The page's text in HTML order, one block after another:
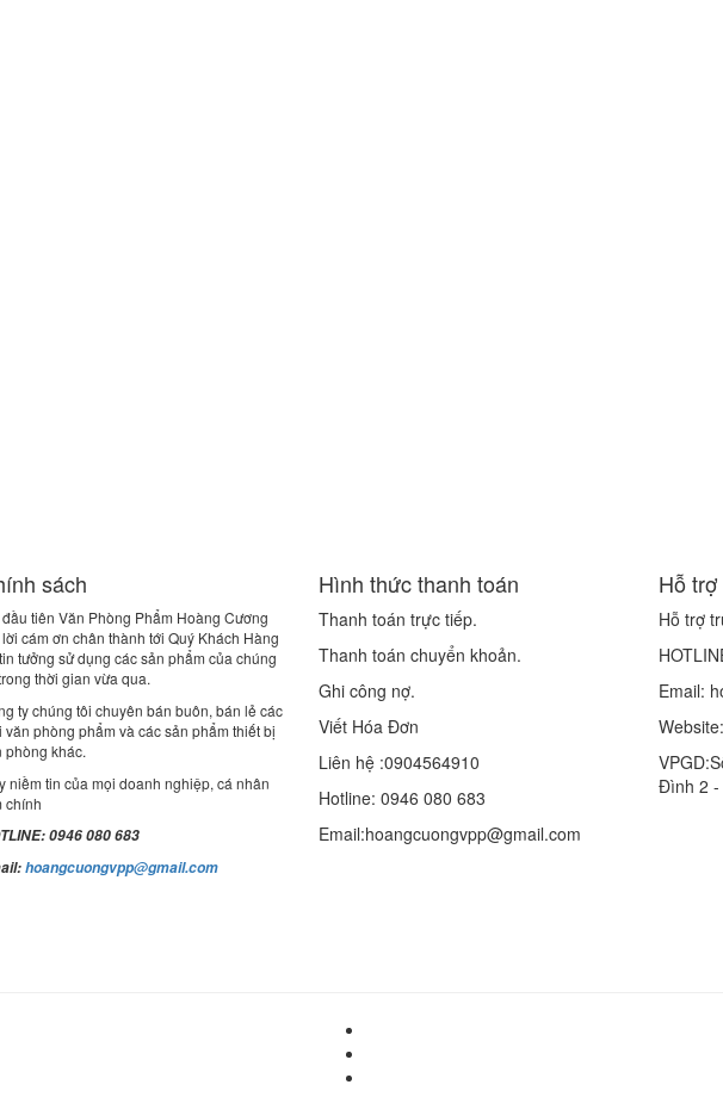
sách
tiên Văn Phòng Phẩm Hoàng Cương
cám ơn chân thành tới Quý Khách Hàng
tưởng sử dụng các sản phẩm của chúng
thời gian vừa qua.
ty chúng tôi chuyên bán buôn, bán lẻ các
văn phòng phẩm và các sản phẩm thiết bị
phòng khác.
niềm tin của mọi doanh nghiệp, cá nhân
chính
0946 080 683
hoangcuongvpp@gmail.com
Hình thức thanh toán
Thanh toán trực tiếp.
Thanh toán chuyển khoản.
Ghi công nợ.
Viết Hóa Đơn
Liên hệ :0904564910
Hotline: 0946 080 683
Email:hoangcuongvpp@gmail.com
Hỗ
Hỗ trợ
Email:
Đình 2 -